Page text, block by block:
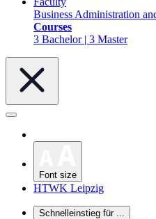
Business Administration
Courses
3 Bachelor | 3 Master
Font size
HTWK Leipzig
Schnelleinstieg für ...